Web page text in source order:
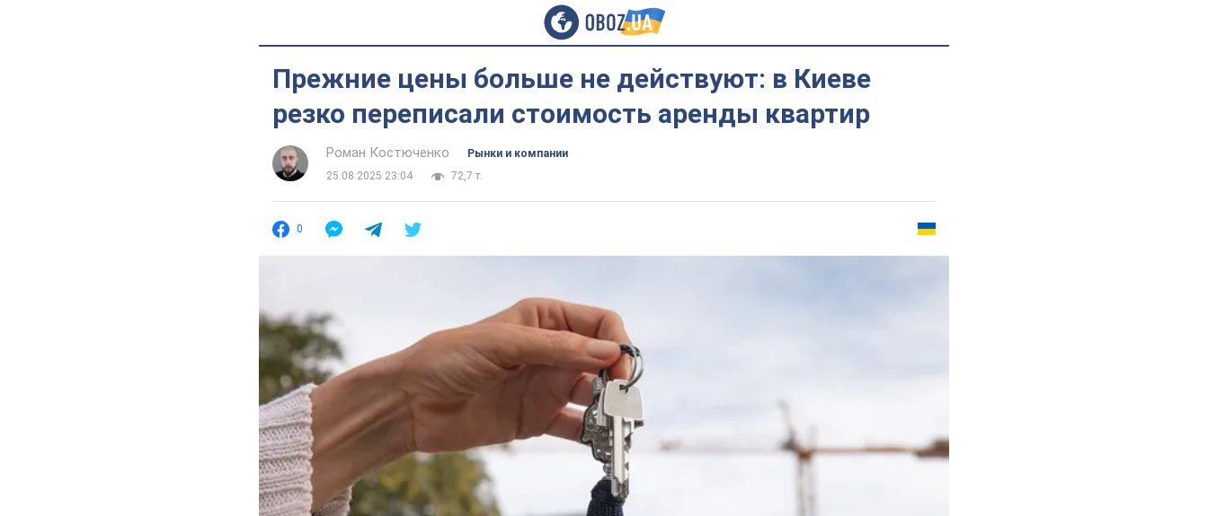
Прежние цены больше не действуют: в Киеве
резко переписали стоимость аренды квартир
Роман Костюченко
Рынки и компании
25.08.2025 23:04
72,7 т.
0